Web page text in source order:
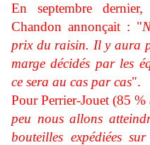
En septembre
Chandon annonçait : "
prix du raisin. Il y aura
marge décidés par les
ce sera au cas par cas".
Pour Perrier-Jouet (85
peu nous allons
bouteilles expédiées